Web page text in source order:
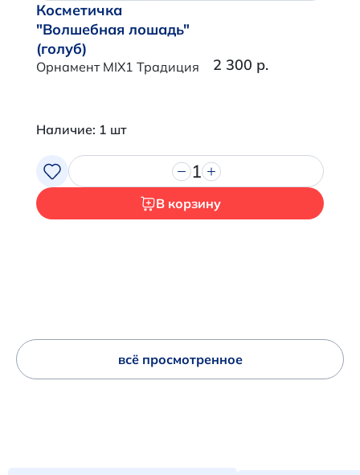
Косметичка
"Волшебная лошадь"
(голуб)
Орнамент MIX1 Традиция 2 300 р.
Наличие: 1 шт
1
В корзину
всё просмотренное